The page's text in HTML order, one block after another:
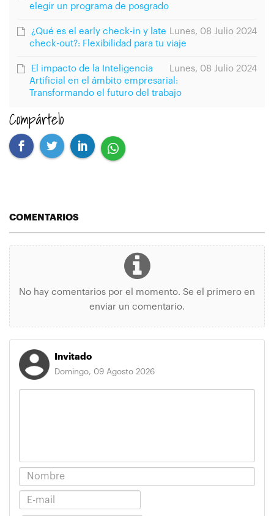
elegir un programa de posgrado
Lunes, 08 Julio 2024
¿Qué es el early check-in y late
check-out?: Flexibilidad para tu viaje
Lunes, 08 Julio 2024
El impacto de la Inteligencia
Artificial en el ámbito empresarial:
Transformando el futuro del trabajo
Compártelo
COMENTARIOS
No hay comentarios por el momento. Se el primero en
enviar un comentario.
Invitado
Domingo, 09 Agosto 2026